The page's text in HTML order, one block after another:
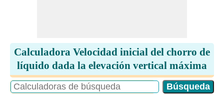
Calculadora Velocidad inicial del chorro de
líquido dada la elevación vertical máxima